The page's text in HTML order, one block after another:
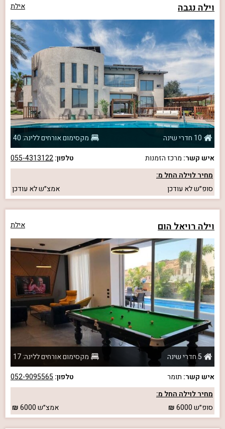
וילה נגבה אילת
10 חדרי שינה
מקסימום אורחים ללינה: 40
איש קשר: מרכז הזמנות טלפון:055-4313122
מחיר לוילה החל מ:
סופ״שלא עודכן אמצ״שלא עודכן
וילה רויאל הום אילת
5 חדרי שינה
מקסימום אורחים ללינה: 17
איש קשר: תומר טלפון: 052-9095565
מחיר לוילה החל מ:
סופ״ש6000 אמצ״ש6000